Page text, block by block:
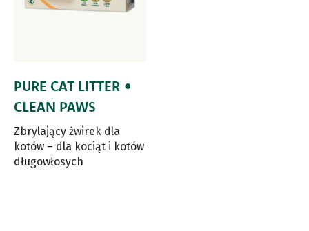
PURE CAT LITTER •
CLEAN PAWS
Zbrylający żwirek dla
kotów – dla kociąt i kotów
długowłosych